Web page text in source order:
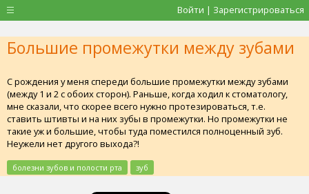
Войти | Зарегистрироваться
Большие промежутки между зубами
С рождения у меня спереди большие промежутки между зубами
(между 1 и 2 с обоих сторон). Раньше, когда ходил к стоматологу,
мне сказали, что скорее всего нужно протезироваться, т.е.
ставить штивты и на них зубы в промежутки. Но промежутки не
такие уж и большие, чтобы туда поместился полноценный зуб.
Неужели нет другого выхода?!
болезни зубов и полости рта зуб